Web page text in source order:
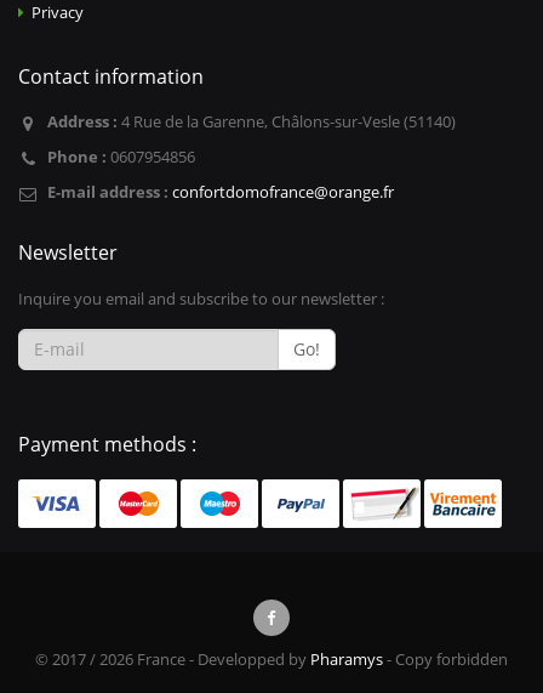
Privacy
Contact information
Address : 4 Rue de la Garenne, Châlons-sur-Vesle (51140)
Phone : 0607954856
E-mail address : confortdomofrance@orange.fr
Newsletter
Inquire you email and subscribe to our newsletter :
Go!
Payment methods :
© 2017 / 2026 France - Developped by Pharamys- Copy forbidden